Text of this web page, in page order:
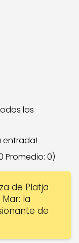
los
entrada!
Promedio: 0)
de Platja
la
de